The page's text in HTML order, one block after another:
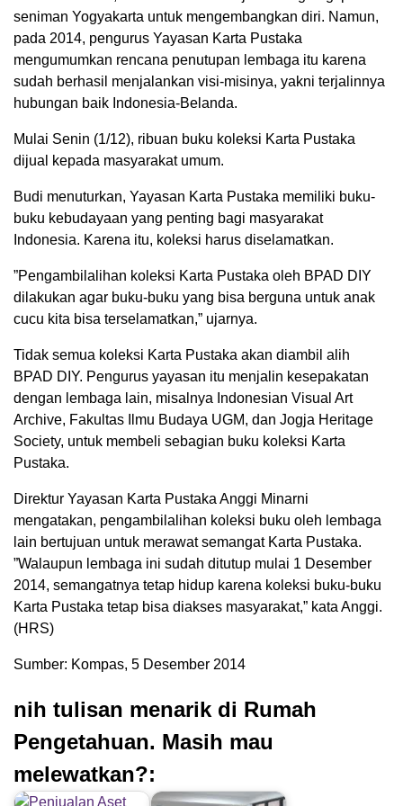
seniman Yogyakarta untuk mengembangkan diri. Namun,
pada 2014, pengurus Yayasan Karta Pustaka
mengumumkan rencana penutupan lembaga itu karena
sudah berhasil menjalankan visi-misinya, yakni terjalinnya
hubungan baik Indonesia-Belanda.
Mulai Senin (1/12), ribuan buku koleksi Karta Pustaka
dijual kepada masyarakat umum.
Budi menuturkan, Yayasan Karta Pustaka memiliki buku-
buku kebudayaan yang penting bagi masyarakat
Indonesia. Karena itu, koleksi harus diselamatkan.
”Pengambilalihan koleksi Karta Pustaka oleh BPAD DIY
dilakukan agar buku-buku yang bisa berguna untuk anak
cucu kita bisa terselamatkan,” ujarnya.
Tidak semua koleksi Karta Pustaka akan diambil alih
BPAD DIY. Pengurus yayasan itu menjalin kesepakatan
dengan lembaga lain, misalnya Indonesian Visual Art
Archive, Fakultas Ilmu Budaya UGM, dan Jogja Heritage
Society, untuk membeli sebagian buku koleksi Karta
Pustaka.
Direktur Yayasan Karta Pustaka Anggi Minarni
mengatakan, pengambilalihan koleksi buku oleh lembaga
lain bertujuan untuk merawat semangat Karta Pustaka.
”Walaupun lembaga ini sudah ditutup mulai 1 Desember
2014, semangatnya tetap hidup karena koleksi buku-buku
Karta Pustaka tetap bisa diakses masyarakat,” kata Anggi.
(HRS)
Sumber: Kompas, 5 Desember 2014
nih tulisan menarik di Rumah
Pengetahuan. Masih mau
melewatkan?: